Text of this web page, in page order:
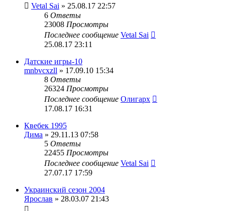
Vetal Sai » 25.08.17 22:57
6 Ответы
23008 Просмотры
Последнее сообщение Vetal Sai
25.08.17 23:11
Датские игры-10
mnbvcxzll » 17.09.10 15:34
8 Ответы
26324 Просмотры
Последнее сообщение Олигарх
17.08.17 16:31
Квебек 1995
Дима » 29.11.13 07:58
5 Ответы
22455 Просмотры
Последнее сообщение Vetal Sai
27.07.17 17:59
Украинский сезон 2004
Ярослав » 28.03.07 21:43